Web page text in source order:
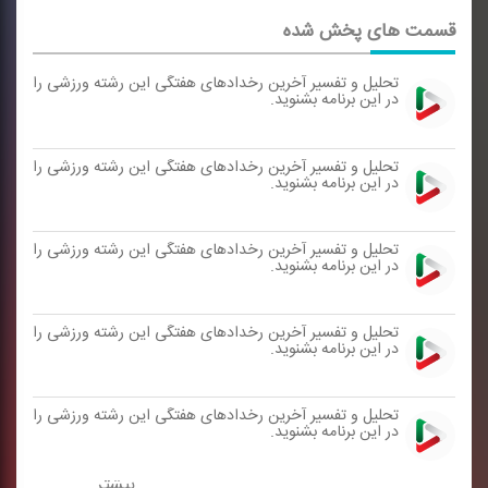
قسمت های پخش شده
تحلیل و تفسیر آخرین رخدادهای هفتگی این رشته ورزشی را
در این برنامه بشنوید.
تحلیل و تفسیر آخرین رخدادهای هفتگی این رشته ورزشی را
در این برنامه بشنوید.
تحلیل و تفسیر آخرین رخدادهای هفتگی این رشته ورزشی را
در این برنامه بشنوید.
تحلیل و تفسیر آخرین رخدادهای هفتگی این رشته ورزشی را
در این برنامه بشنوید.
تحلیل و تفسیر آخرین رخدادهای هفتگی این رشته ورزشی را
در این برنامه بشنوید.